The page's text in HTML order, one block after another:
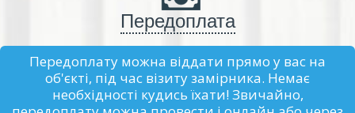
Передоплата
Передоплату можна віддати прямо у вас на
об'єкті, під час візиту замірника. Немає
необхідності кудись їхати! Звичайно,